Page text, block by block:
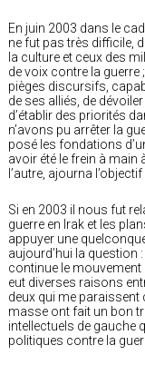
En juin 2003 dans le
ne fut pas très difficile,
la culture et ceux des
de voix contre la
pièges discursifs,
de ses alliés, de
d’établir des priorités
n’avons pu arrêter la
posé les fondations
avoir été le frein à main
l’autre, ajourna
Si en 2003 il nous fut
guerre en Irak et les
appuyer une
aujourd’hui la question
continue le mouvement
eut diverses raisons
deux qui me
masse ont fait un bon
intellectuels de gauche
politiques contre la